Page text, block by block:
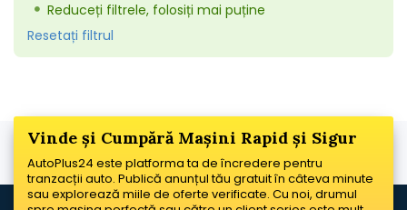
Reduceți filtrele, folosiți mai puține
Resetați filtrul
Vinde și Cumpără Mașini Rapid și Sigur
AutoPlus24 este platforma ta de încredere pentru
tranzacții auto. Publică anunțul tău gratuit în câteva minute
sau explorează miile de oferte verificate. Cu noi, drumul